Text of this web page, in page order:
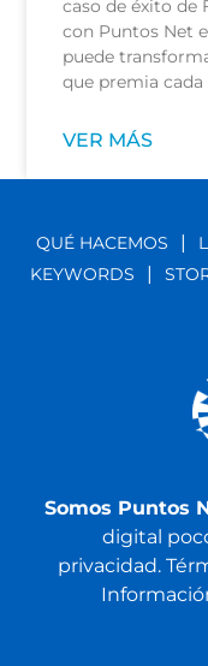
caso de éxito de
con Puntos Net
puede
que premia
VER MÁS
QUÉ HACEMOS |
KEYWORDS |
Somos Puntos
digital
privacidad.